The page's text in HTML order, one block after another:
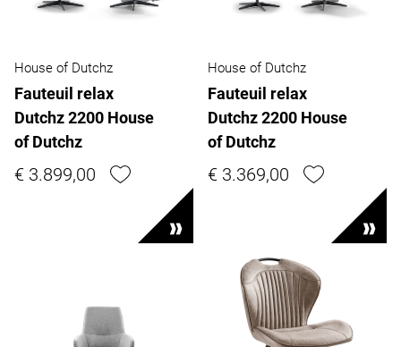
House of Dutchz
Fauteuil relax
Dutchz 2200 House
of Dutchz
€ 3.899,00
House of Dutchz
Fauteuil relax
Dutchz 2200 House
of Dutchz
€ 3.369,00